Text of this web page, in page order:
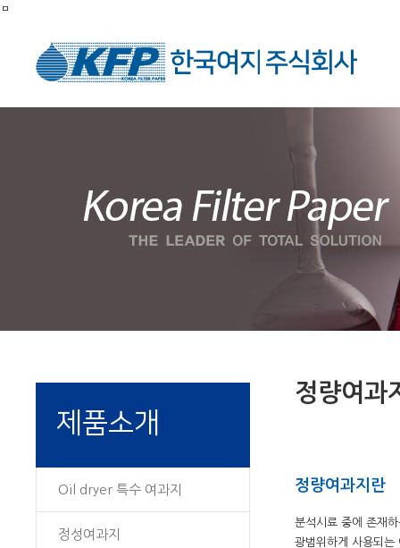
ㅁ
제품소개
Oil dryer 특수 여과지
정성여과지
정량여과
정량여과지란
분석시료 중에 존재
광범위하게 사용되는